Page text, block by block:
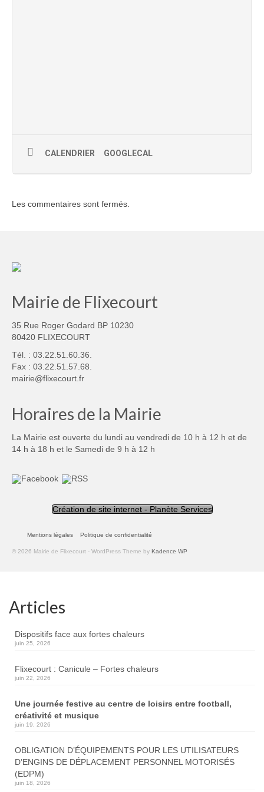
CALENDRIER GOOGLECAL
Les commentaires sont fermés.
Mairie de Flixecourt
35 Rue Roger Godard BP 10230
80420 FLIXECOURT
Tél. : 03.22.51.60.36.
Fax : 03.22.51.57.68.
mairie@flixecourt.fr
Horaires de la Mairie
La Mairie est ouverte du lundi au vendredi de 10 h à 12 h et de
14 h à 18 h et le Samedi de 9 h à 12 h
Création de site internet - Planète Services
Mentions légales Politique de confidentialité
© 2026 Mairie de Flixecourt - WordPress Theme by Kadence WP
Articles
Dispositifs face aux fortes chaleurs
juin 25, 2026
Flixecourt : Canicule – Fortes chaleurs
juin 22, 2026
Une journée festive au centre de loisirs entre football,
créativité et musique
juin 19, 2026
OBLIGATION D’ÉQUIPEMENTS POUR LES UTILISATEURS
D’ENGINS DE DÉPLACEMENT PERSONNEL MOTORISÉS
(EDPM)
juin 18, 2026